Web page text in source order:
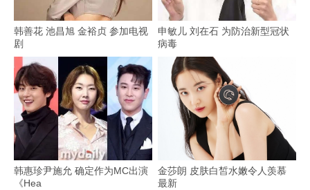
韩善花 池昌旭 金裕贞 参加电视
剧
申敏儿 刘在石 为防治新型冠状
病毒
韩惠珍尹施允 确定作为MC出演
《Hea
金莎朗 皮肤白皙水嫩令人羡慕
最新